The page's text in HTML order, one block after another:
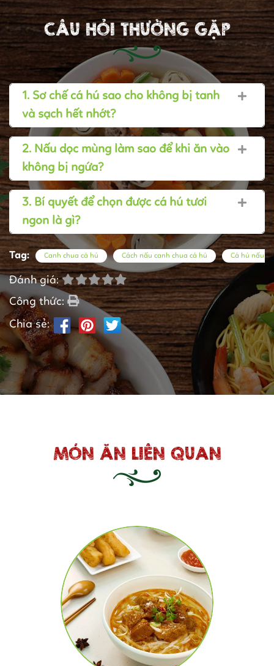
CÂU HỎI THƯỜNG GẶP
1. Sơ chế cá hú sao cho không bị tanh
và sạch hết nhớt?
2. Nấu dọc mùng làm sao để khi ăn vào
không bị ngứa?
3. Bí quyết để chọn được cá hú tươi
ngon là gì?
Tag: Canh chua cá hú Cách nấu canh chua cá hú Cá hú nấu
Đánh giá:
Công thức:
Chia sẻ:
MÓN ĂN LIÊN QUAN